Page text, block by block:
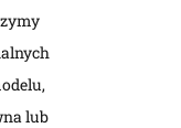
lub